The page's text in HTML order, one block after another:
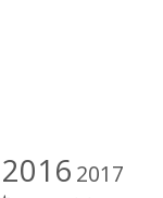
2016 2017